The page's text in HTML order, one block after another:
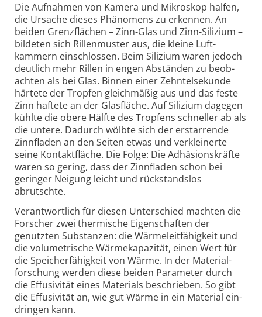
Die Aufnahmen von Kamera und Mikroskop halfen,
die Ursache dieses Phänomens zu erkennen. An
beiden Grenz­flächen – Zinn-Glas und Zinn-Silizium –
bildeten sich Rillen­muster aus, die kleine Luft­
kammern ein­schlossen. Beim Silizium waren jedoch
deut­lich mehr Rillen in engen Abständen zu beob­
achten als bei Glas. Binnen einer Zehntel­sekunde
härtete der Tropfen gleich­mäßig aus und das feste
Zinn haftete an der Glasfläche. Auf Silizium dagegen
kühlte die obere Hälfte des Tropfens schneller ab als
die untere. Dadurch wölbte sich der erstar­rende
Zinn­fladen an den Seiten etwas und ver­klei­nerte
seine Kontakt­fläche. Die Folge: Die Adhäsions­kräfte
waren so gering, dass der Zinn­fladen schon bei
geringer Neigung leicht und rück­stands­los
abrutschte.
Verantwortlich für diesen Unterschied machten die
Forscher zwei thermische Eigen­schaften der
genutzten Sub­stanzen: die Wärme­leit­fähig­keit und
die volu­metrische Wärme­kapa­zität, einen Wert für
die Speicher­fähig­keit von Wärme. In der Material­
forschung werden diese beiden Para­meter durch
die Effusi­vität eines Materials beschrieben. So gibt
die Effusi­vität an, wie gut Wärme in ein Material ein­
dringen kann.